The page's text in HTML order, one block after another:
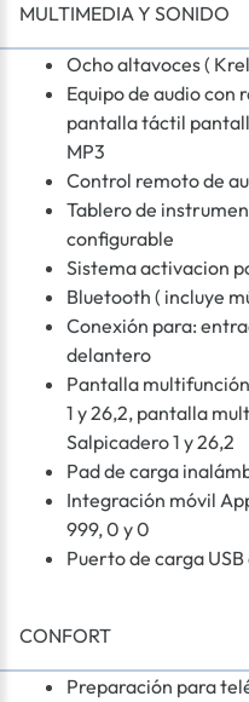
MULTIMEDIA Y SONIDO
Ocho altavoces (
Equipo de audio con
pantalla táctil
MP3
Control remoto de
Tablero de
configurable
Sistema activacion
Bluetooth ( incluye
Conexión para:
delantero
Pantalla
1 y 26,2, pantalla
Salpicadero 1 y 26,2
Pad de carga
Integración móvil
999, 0 y 0
Puerto de carga
CONFORT
Preparación para